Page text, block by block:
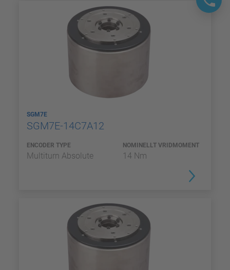
SGM7E
SGM7E-14C7A12
ENCODER TYPE
Multiturn Absolute
NOMINELLT VRIDMOMENT
14 Nm